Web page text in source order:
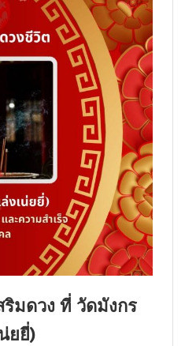
ริมดวง ที่ วัดมังกร
ยยี่)